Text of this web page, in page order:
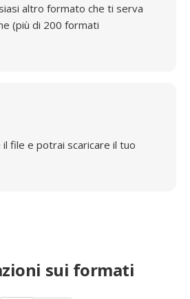
altro formato che ti serva
(più di 200 formati
file e potrai scaricare il tuo
sui formati